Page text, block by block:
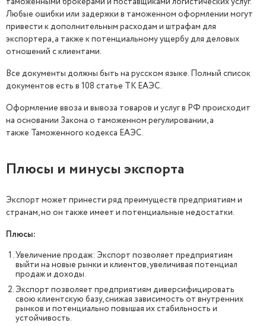
Любые ошибки или задержки в таможенном оформлении могут
привести к дополнительным расходам и штрафам для
экспортера, а также к потенциальному ущербу для деловых
отношений с клиентами.
Все документы должны быть на русском языке. Полный список
документов есть в 108 статье ТК ЕАЭС.
Оформление ввоза и вывоза товаров и услуг в РФ происходит
на основании Закона о таможенном регулировании, а
также Таможенного кодекса ЕАЭС.
Плюсы и минусы экспорта
Экспорт может принести ряд преимуществ предприятиям и
странам, но он также имеет и потенциальные недостатки.
Плюсы:
Увеличение продаж: Экспорт позволяет предприятиям
выйти на новые рынки и клиентов, увеличивая потенциал
продаж и доходы.
Экспорт позволяет предприятиям диверсифицировать
свою клиентскую базу, снижая зависимость от внутренних
рынков и потенциально повышая их стабильность и
устойчивость.